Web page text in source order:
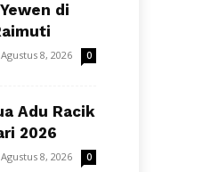
di
Agustus 8, 2026 0
Adu Racik
2026
Agustus 8, 2026 0